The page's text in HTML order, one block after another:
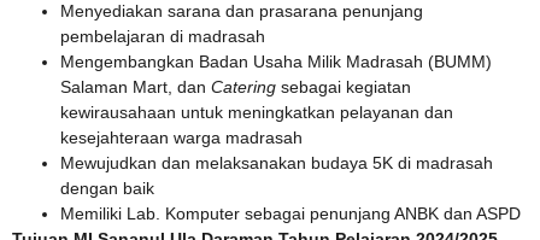
Menyediakan sarana dan prasarana penunjang
pembelajaran di madrasah
Mengembangkan Badan Usaha Milik Madrasah (BUMM)
Salaman Mart, dan Catering sebagai kegiatan
kewirausahaan untuk meningkatkan pelayanan dan
kesejahteraan warga madrasah
Mewujudkan dan melaksanakan budaya 5K di madrasah
dengan baik
Memiliki Lab. Komputer sebagai penunjang ANBK dan ASPD